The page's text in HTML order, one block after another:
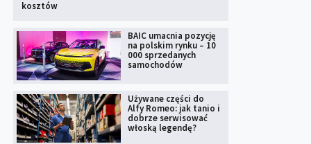
kosztów
BAIC umacnia pozycję
na polskim rynku – 10
000 sprzedanych
samochodów
Używane części do
Alfy Romeo: jak tanio i
dobrze serwisować
włoską legendę?